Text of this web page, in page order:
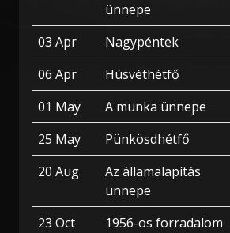
ünnepe
03 Apr
Nagypéntek
06 Apr
Húsvéthétfő
01 May
A munka ünnepe
25 May
Pünkösdhétfő
20 Aug
Az államalapítás
ünnepe
23 Oct
1956-os forradalom